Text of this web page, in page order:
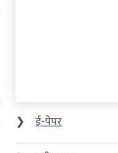
❯
ई-पेपर